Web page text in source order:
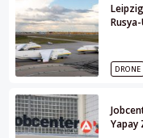
Rusya-
DRONE